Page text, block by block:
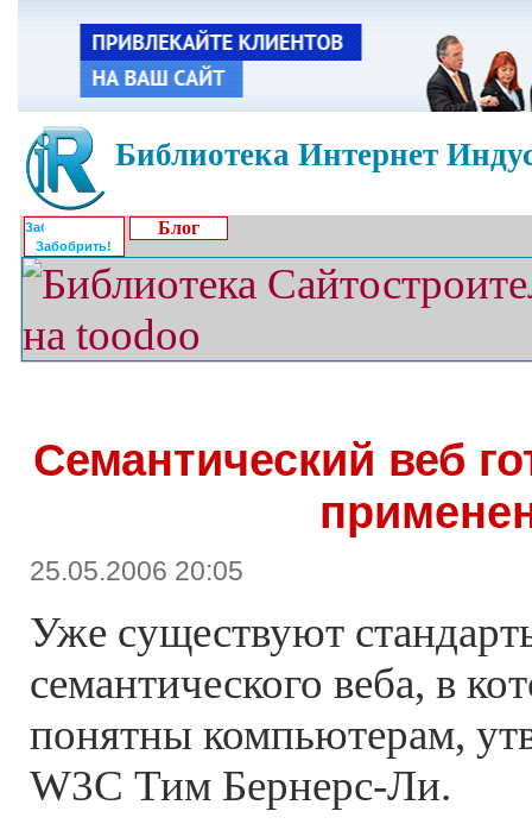
Библиотека Интернет
Забобрить!
Блог
Семантический веб
25.05.2006 20:05
Уже существуют
семантического веба, в
понятны компьютерам,
W3C Тим Бернерс-Ли.